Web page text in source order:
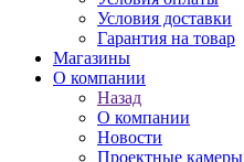
Условия доставки
Гарантия на товар
Магазины
О компании
Назад
О компании
Новости
Проектные камеры